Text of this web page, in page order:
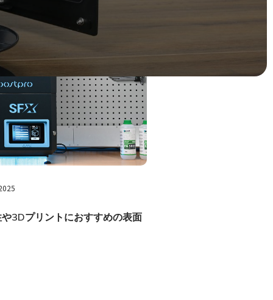
3Dプリントにおすすめの表面